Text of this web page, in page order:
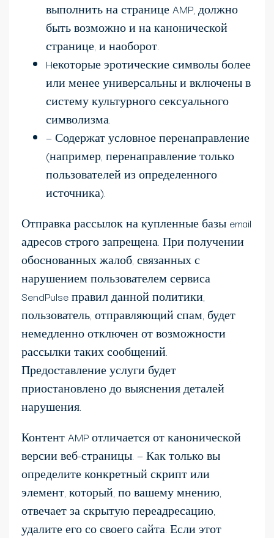
выполнить на странице AMP, должно
быть возможно и на канонической
странице, и наоборот.
Hекоторые эротические символы более
или менее универсальны и включены в
систему культурного сексуального
символизма.
— Содержат условное перенаправление
(например, перенаправление только
пользователей из определенного
источника).
Отправка рассылок на купленные базы email
адресов строго запрещена. При получении
обоснованных жалоб, связанных с
нарушением пользователем сервиса
SendPulse правил данной политики,
пользователь, отправляющий спам, будет
немедленно отключен от возможности
рассылки таких сообщений.
Предоставление услуги будет
приостановлено до выяснения деталей
нарушения.
Контент AMP отличается от канонической
версии веб-страницы. — Как только вы
определите конкретный скрипт или
элемент, который, по вашему мнению,
отвечает за скрытую переадресацию,
удалите его со своего сайта. Если этот